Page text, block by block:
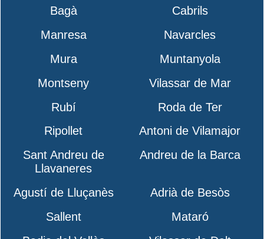
Bagà
Cabrils
Manresa
Navarcles
Mura
Muntanyola
Montseny
Vilassar de Mar
Rubí
Roda de Ter
Ripollet
Antoni de Vilamajor
Sant Andreu de
Llavaneres
Andreu de la Barca
Agustí de Lluçanès
Adrià de Besòs
Sallent
Mataró